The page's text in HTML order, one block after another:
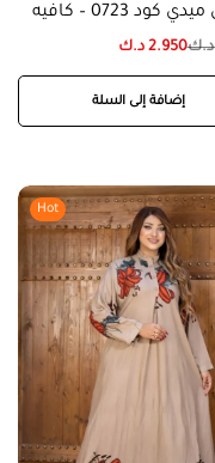
كود 0723 – كافيه
د.ك2.950 د.ك
إضافة إلى السلة
Hot